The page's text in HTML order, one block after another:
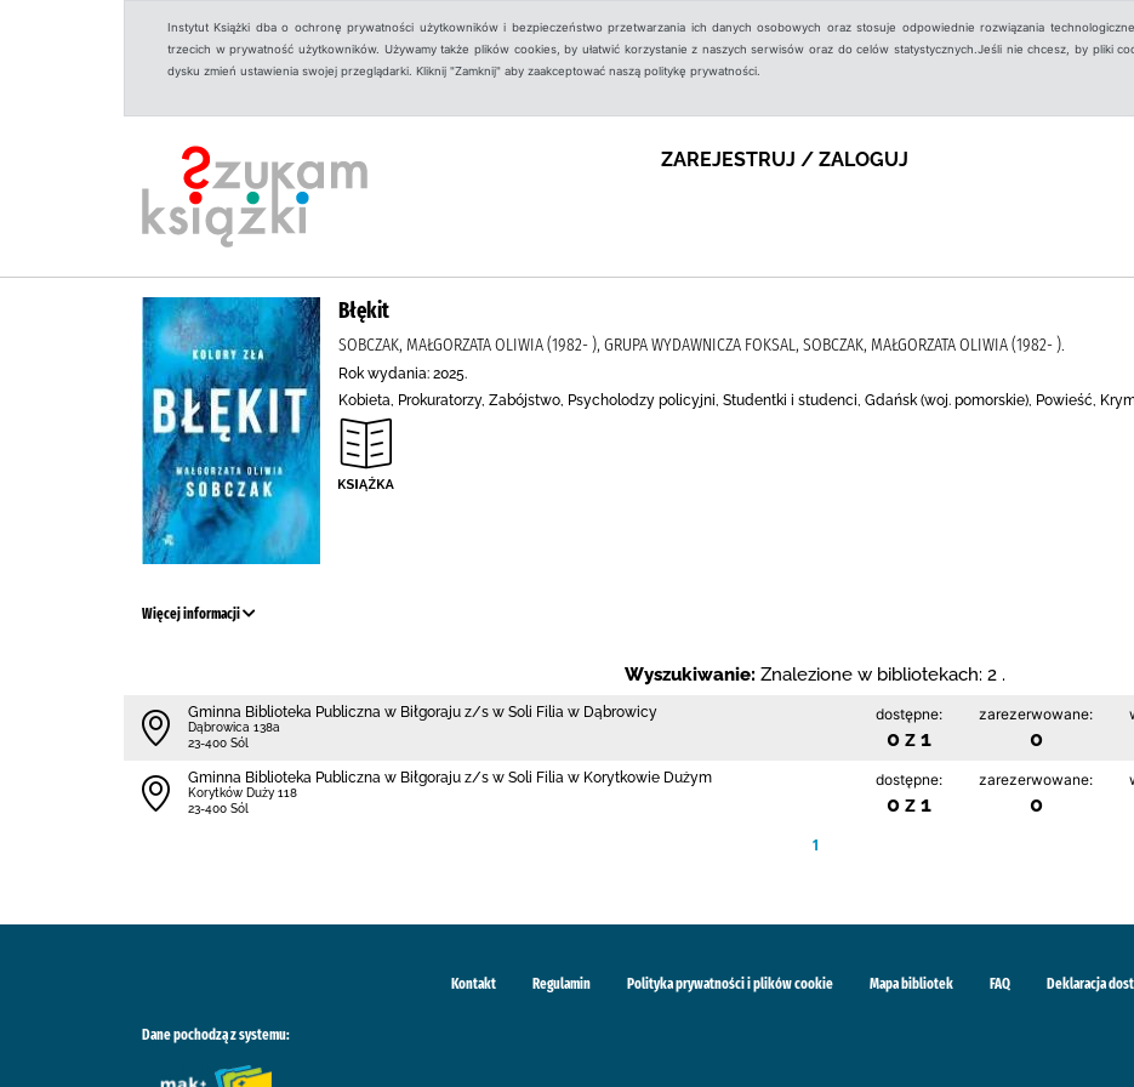
Instytut Książki dba o ochronę prywatności użytkowników i bezpieczeństwo przetwarzania ich danych osobowych oraz stosuje odpowiednie rozwiązania
trzecich w prywatność użytkowników. Używamy także plików cookies, by ułatwić korzystanie z naszych serwisów oraz do celów statystycznych.Jeśli nie chcesz, by pliki
dysku zmień ustawienia swojej przeglądarki. Kliknij "Zamknij" aby zaakceptować naszą politykę prywatności.
ZAREJESTRUJ / ZALOGUJ
Błękit
SOBCZAK, MAŁGORZATA OLIWIA (1982- ), GRUPA WYDAWNICZA FOKSAL, SOBCZAK, MAŁGORZATA OLIWIA (1982- ).
Rok wydania: 2025.
Kobieta, Prokuratorzy, Zabójstwo, Psycholodzy policyjni, Studentki i studenci, Gdańsk (woj. pomorskie), Powieść,
Więcej informacji
Wyszukiwanie: Znalezione w bibliotekach: 2 .
Gminna Biblioteka Publiczna w Biłgoraju z/s w Soli Filia w Dąbrowicy
Dąbrowica 138a
23-400 Sól
dostępne:
0 z 1
zarezerwowane:
0
Gminna Biblioteka Publiczna w Biłgoraju z/s w Soli Filia w Korytkowie Dużym
Korytków Duży 118
23-400 Sól
dostępne:
0 z 1
zarezerwowane:
0
1
Kontakt Regulamin Polityka prywatności i plików cookie Mapa bibliotek FAQ Deklaracja
Dane pochodzą z systemu: